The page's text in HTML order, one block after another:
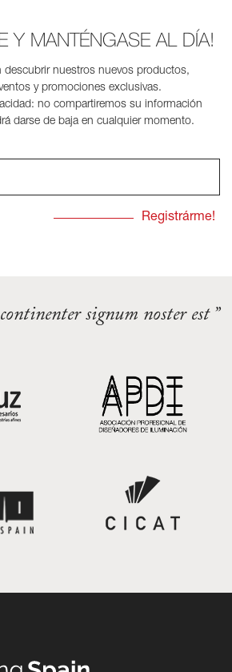
Y MANTÉNGASE AL DÍA!
descubrir nuestros nuevos productos,
y promociones exclusivas.
no compartiremos su información
darse de baja en cualquier momento.
signum noster est ”